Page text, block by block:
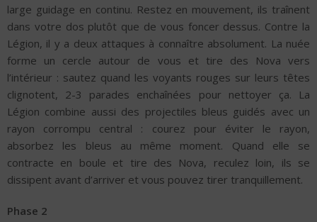
large guidage en continu. Restez en mouvement, ils traînent
dans votre dos plutôt que de vous foncer dessus. Contre la
Légion, il y a deux attaques à connaître absolument. La nuée
forme un cercle autour de vous et tire des Nova vers
l’intérieur : sautez quand les voyants rouges sur leurs têtes
clignotent, 2-3 parades enchaînées pour nettoyer ça. La
Légion combine aussi des projectiles bleus guidés avec un
rayon corrompu central : courez pour éviter le rayon,
absorbez les bleus au même moment. Quand elle se
contracte en boule et tire des Nova, reculez loin, ils se
dissipent avant d’arriver et vous pouvez tirer tranquillement.
Phase 2